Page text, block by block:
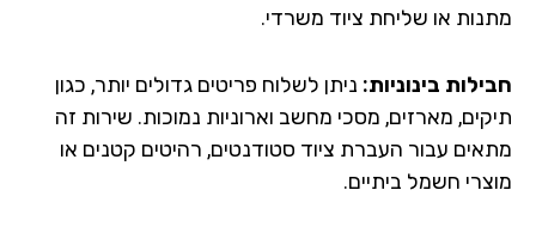
או שליחת ציוד משרדי.
בינוניות:ניתן לשלוח פריטים גדולים יותר, כגון
מארזים, מסכי מחשב וארוניות נמוכות. שירות זה
עבור העברת ציוד סטודנטים, רהיטים קטנים או
חשמל ביתיים.